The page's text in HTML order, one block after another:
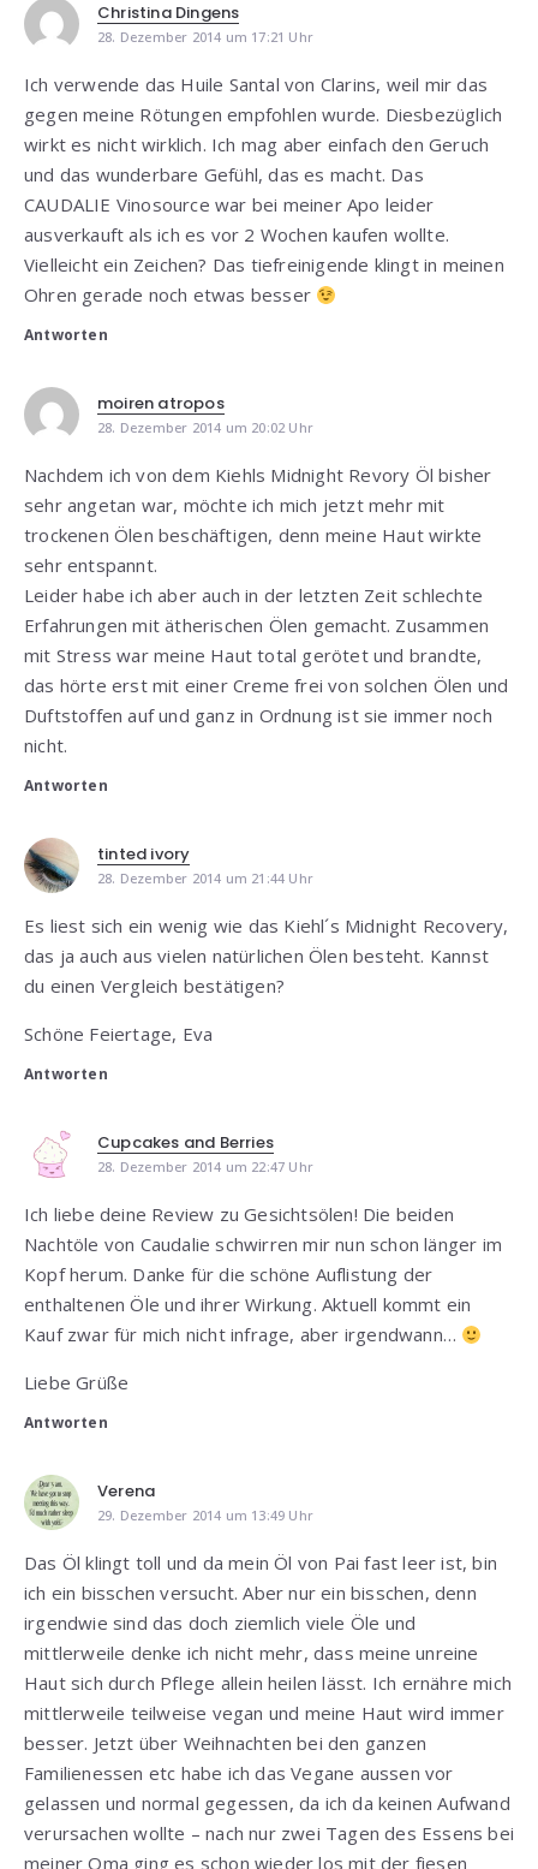
Christina Dingens
28. Dezember 2014 um 17:21 Uhr
Ich verwende das Huile Santal von Clarins, weil mir das
gegen meine Rötungen empfohlen wurde. Diesbezüglich
wirkt es nicht wirklich. Ich mag aber einfach den Geruch
und das wunderbare Gefühl, das es macht. Das
CAUDALIE Vinosource war bei meiner Apo leider
ausverkauft als ich es vor 2 Wochen kaufen wollte.
Vielleicht ein Zeichen? Das tiefreinigende klingt in meinen
Ohren gerade noch etwas besser
Antworten
moiren atropos
28. Dezember 2014 um 20:02 Uhr
Nachdem ich von dem Kiehls Midnight Revory Öl bisher
sehr angetan war, möchte ich mich jetzt mehr mit
trockenen Ölen beschäftigen, denn meine Haut wirkte
sehr entspannt.
Leider habe ich aber auch in der letzten Zeit schlechte
Erfahrungen mit ätherischen Ölen gemacht. Zusammen
mit Stress war meine Haut total gerötet und brandte,
das hörte erst mit einer Creme frei von solchen Ölen und
Duftstoffen auf und ganz in Ordnung ist sie immer noch
nicht.
Antworten
tinted ivory
28. Dezember 2014 um 21:44 Uhr
Es liest sich ein wenig wie das Kiehl´s Midnight Recovery,
das ja auch aus vielen natürlichen Ölen besteht. Kannst
du einen Vergleich bestätigen?
Schöne Feiertage, Eva
Antworten
Cupcakes and Berries
28. Dezember 2014 um 22:47 Uhr
Ich liebe deine Review zu Gesichtsölen! Die beiden
Nachtöle von Caudalie schwirren mir nun schon länger im
Kopf herum. Danke für die schöne Auflistung der
enthaltenen Öle und ihrer Wirkung. Aktuell kommt ein
Kauf zwar für mich nicht infrage, aber irgendwann…
Liebe Grüße
Antworten
Verena
29. Dezember 2014 um 13:49 Uhr
Das Öl klingt toll und da mein Öl von Pai fast leer ist, bin
ich ein bisschen versucht. Aber nur ein bisschen, denn
irgendwie sind das doch ziemlich viele Öle und
mittlerweile denke ich nicht mehr, dass meine unreine
Haut sich durch Pflege allein heilen lässt. Ich ernähre mich
mittlerweile teilweise vegan und meine Haut wird immer
besser. Jetzt über Weihnachten bei den ganzen
Familienessen etc habe ich das Vegane aussen vor
gelassen und normal gegessen, da ich da keinen Aufwand
verursachen wollte – nach nur zwei Tagen des Essens bei
meiner Oma ging es schon wieder los mit der fiesen